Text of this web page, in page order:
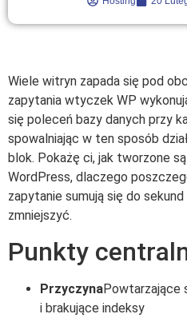
Wiele witryn zapada się pod
zapytania wtyczek WP
się poleceń bazy danych przy
spowalniając w ten sposób
blok. Pokażę ci, jak tworzone
WordPress, dlaczego
zapytanie sumują się do
zmniejszyć.
Punkty
PrzyczynaPowtarzające
i brakujące indeksy